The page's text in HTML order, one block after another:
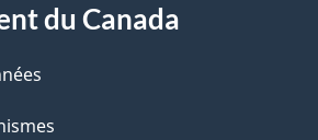
du Canada